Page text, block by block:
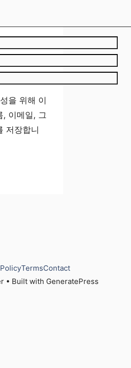
을 위해 이
, 이메일, 그
저장합니
• Built with GeneratePress
TermsContact